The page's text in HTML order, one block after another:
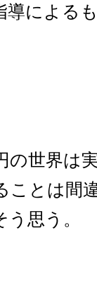
導による
の世界は
ことは間
思う。